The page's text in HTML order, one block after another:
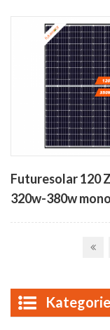
410w-450w
Futuresolar 120
320w-380w